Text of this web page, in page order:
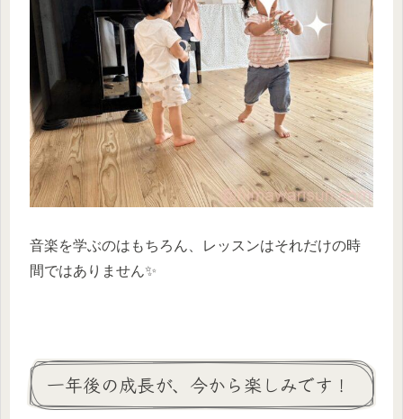
音楽を学ぶのはもちろん、レッスンはそれだけの時
間ではありません✨
一年後の成長が、今から楽しみです！